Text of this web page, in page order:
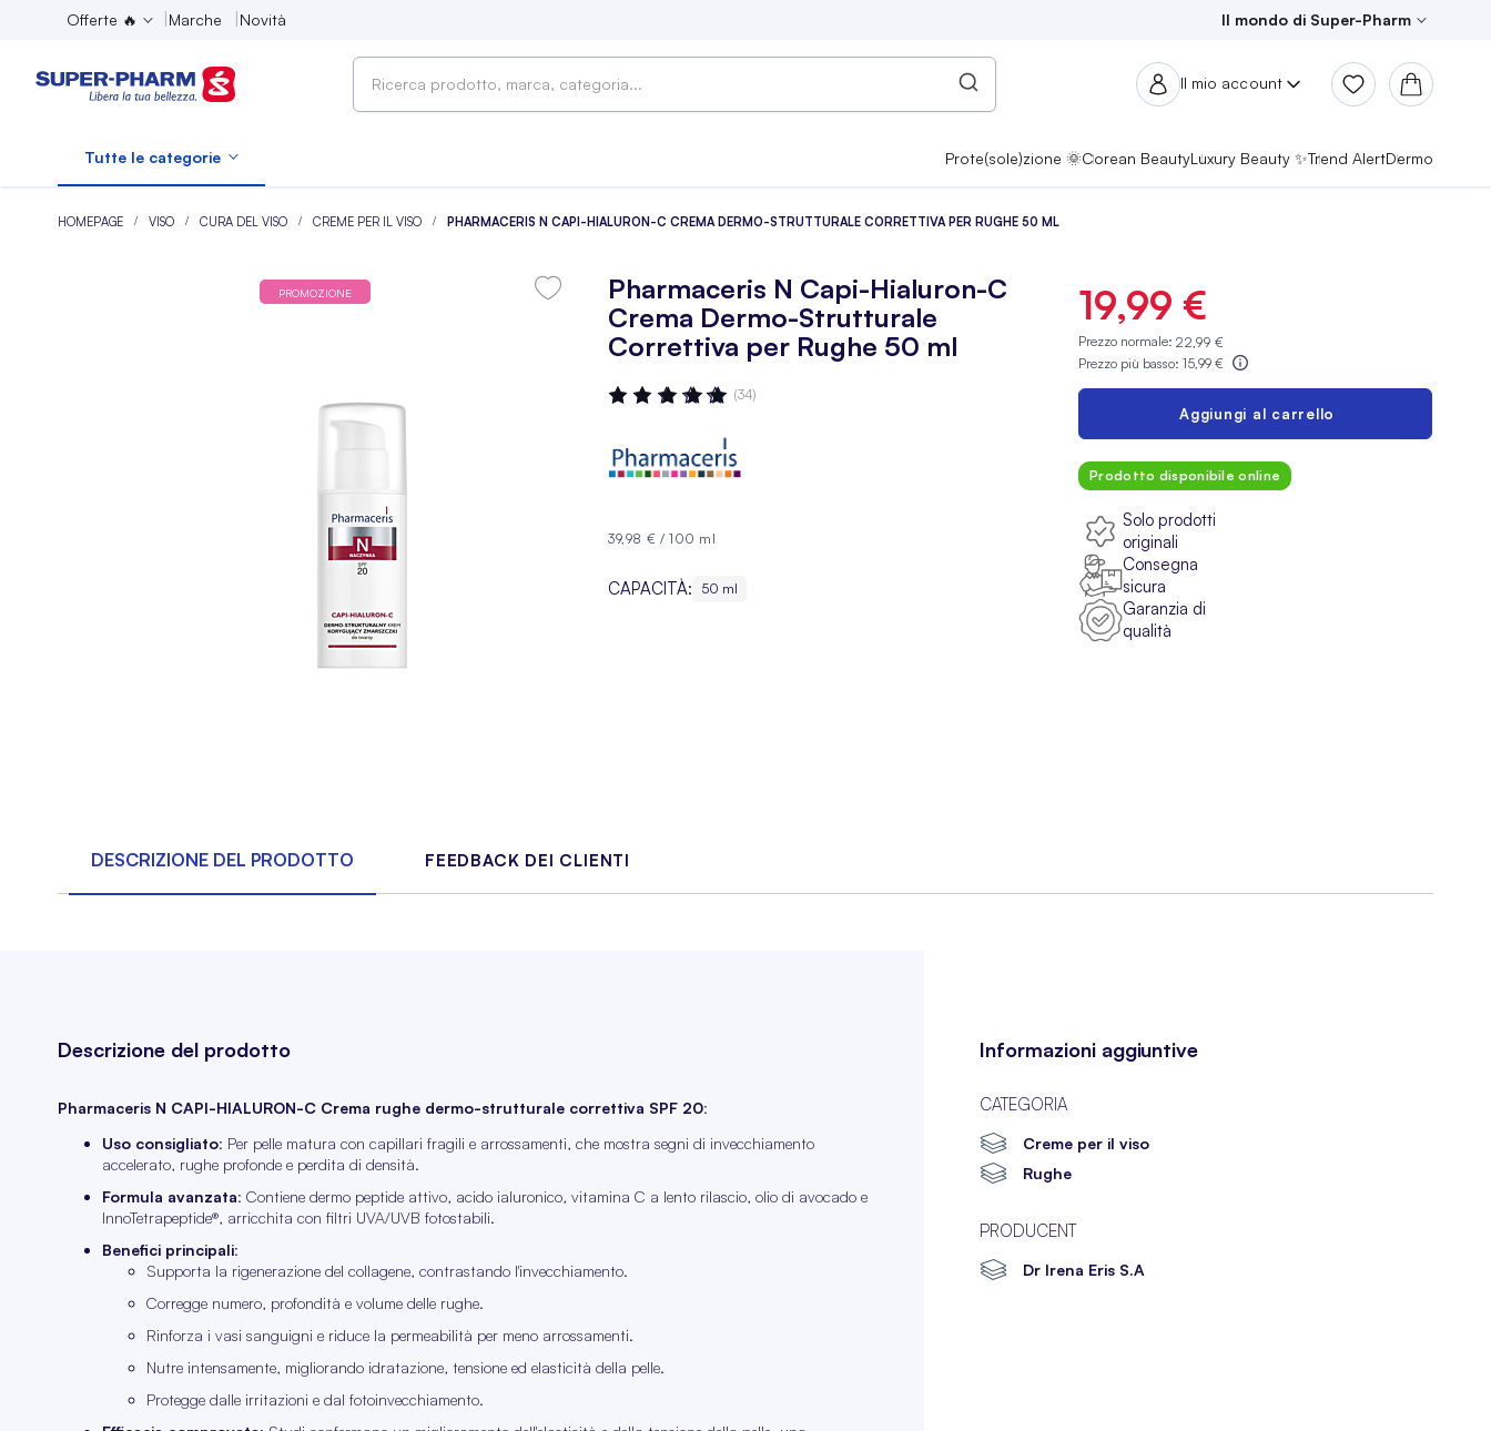
Offerte 🔥 Marche Novità Il mondo di Super-Pharm
Il mio account
Tutte le categorie Prote(sole)zione 🌞Corean BeautyLuxury Beauty ✨Trend AlertDermo
HOMEPAGE VISO CURA DEL VISO CREME PER IL VISO PHARMACERIS N CAPI-HIALURON-C CREMA DERMO-STRUTTURALE CORRETTIVA PER RUGHE 50 ML
PROMOZIONE
Pharmaceris N Capi-Hialuron-C
Crema Dermo-Strutturale
Correttiva per Rughe 50 ml
Valutazione: (34)
39,98 € /100 ml
CAPACITÀ: 50 ml
19,99 €
Prezzo normale:22,99 €
Prezzo più basso:15,99 €
Aggiungi al carrello
Prodotto disponibile online
Solo prodotti
originali
Consegna
sicura
Garanzia di
qualità
DESCRIZIONE DEL PRODOTTO FEEDBACK DEI CLIENTI
Descrizione del prodotto
Pharmaceris N CAPI-HIALURON-C Crema rughe dermo-strutturale correttiva SPF 20:
Uso consigliato: Per pelle matura con capillari fragili e arrossamenti, che mostra segni di invecchiamento
accelerato, rughe profonde e perdita di densità.
Formula avanzata: Contiene dermo peptide attivo, acido ialuronico, vitamina C a lento rilascio, olio di avocado e
InnoTetrapeptide®, arricchita con filtri UVA/UVB fotostabili.
Benefici principali:
Supporta la rigenerazione del collagene, contrastando l'invecchiamento.
Corregge numero, profondità e volume delle rughe.
Rinforza i vasi sanguigni e riduce la permeabilità per meno arrossamenti.
Nutre intensamente, migliorando idratazione, tensione ed elasticità della pelle.
Protegge dalle irritazioni e dal fotoinvecchiamento.
Informazioni aggiuntive
CATEGORIA
Creme per il viso
Rughe
PRODUCENT
Dr Irena Eris S.A